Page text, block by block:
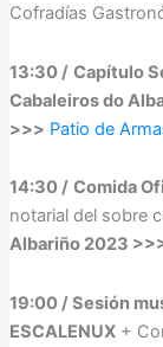
Cofradías
13:30 / Capítulo
Cabaleiros do
>>> Patio de
14:30 / Comida
notarial del sobre
Albariño 2023
19:00 / Sesión
ESCALENUX+